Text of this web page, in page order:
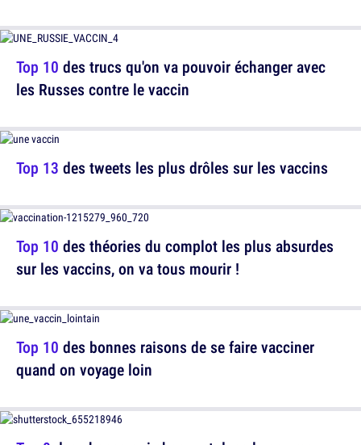
Top 13 des tweets les plus drôles sur les vaccins
Top 10 des bonnes raisons de se faire vacciner
quand on voyage loin
Top 10 des trucs qu'on va pouvoir échanger avec
les Russes contre le vaccin
Top 10 des théories du complot les plus absurdes
sur les vaccins, on va tous mourir !